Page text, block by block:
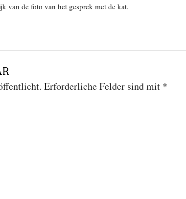
van de foto van het gesprek met de kat.
Erforderliche Felder sind mit *